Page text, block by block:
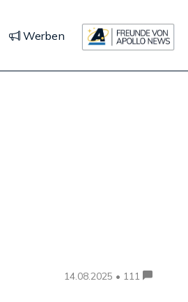
Werben
14.08.2025 • 111